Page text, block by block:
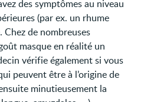
des symptômes au niveau
(par ex. un rhume
de nombreuses
masque en réalité un
vérifie également si vous
peuvent être à l’origine de
minutieusement la